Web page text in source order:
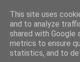
This site uses
and to analyze
shared with Google
metrics to ensure
statistics, and to